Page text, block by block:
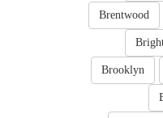
Brentwood
Brooklyn